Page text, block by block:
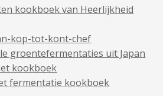
kookboek van Heerlijkheid
kop-tot-kont-chef
groentefermentaties uit Japan
kookboek
fermentatie kookboek